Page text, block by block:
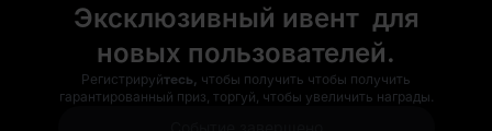
Эксклюзивный ивент для
новых пользователей.
Регистрируйтесь, чтобы получить чтобы получить
гарантированный приз, торгуй, чтобы увеличить награды.